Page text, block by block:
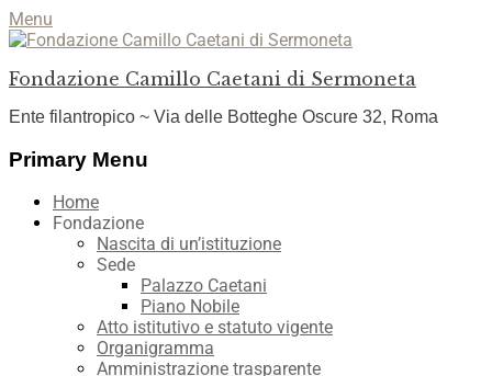
Menu
Fondazione Camillo Caetani di Sermoneta
Ente filantropico ~ Via delle Botteghe Oscure 32, Roma
Facebook
YouTube
Instagram
Primary Menu
Skip
Home
Fondazione
Nascita di un’istituzione
Sede
Palazzo Caetani
Piano Nobile
Atto istitutivo e statuto vigente
Organigramma
Amministrazione trasparente